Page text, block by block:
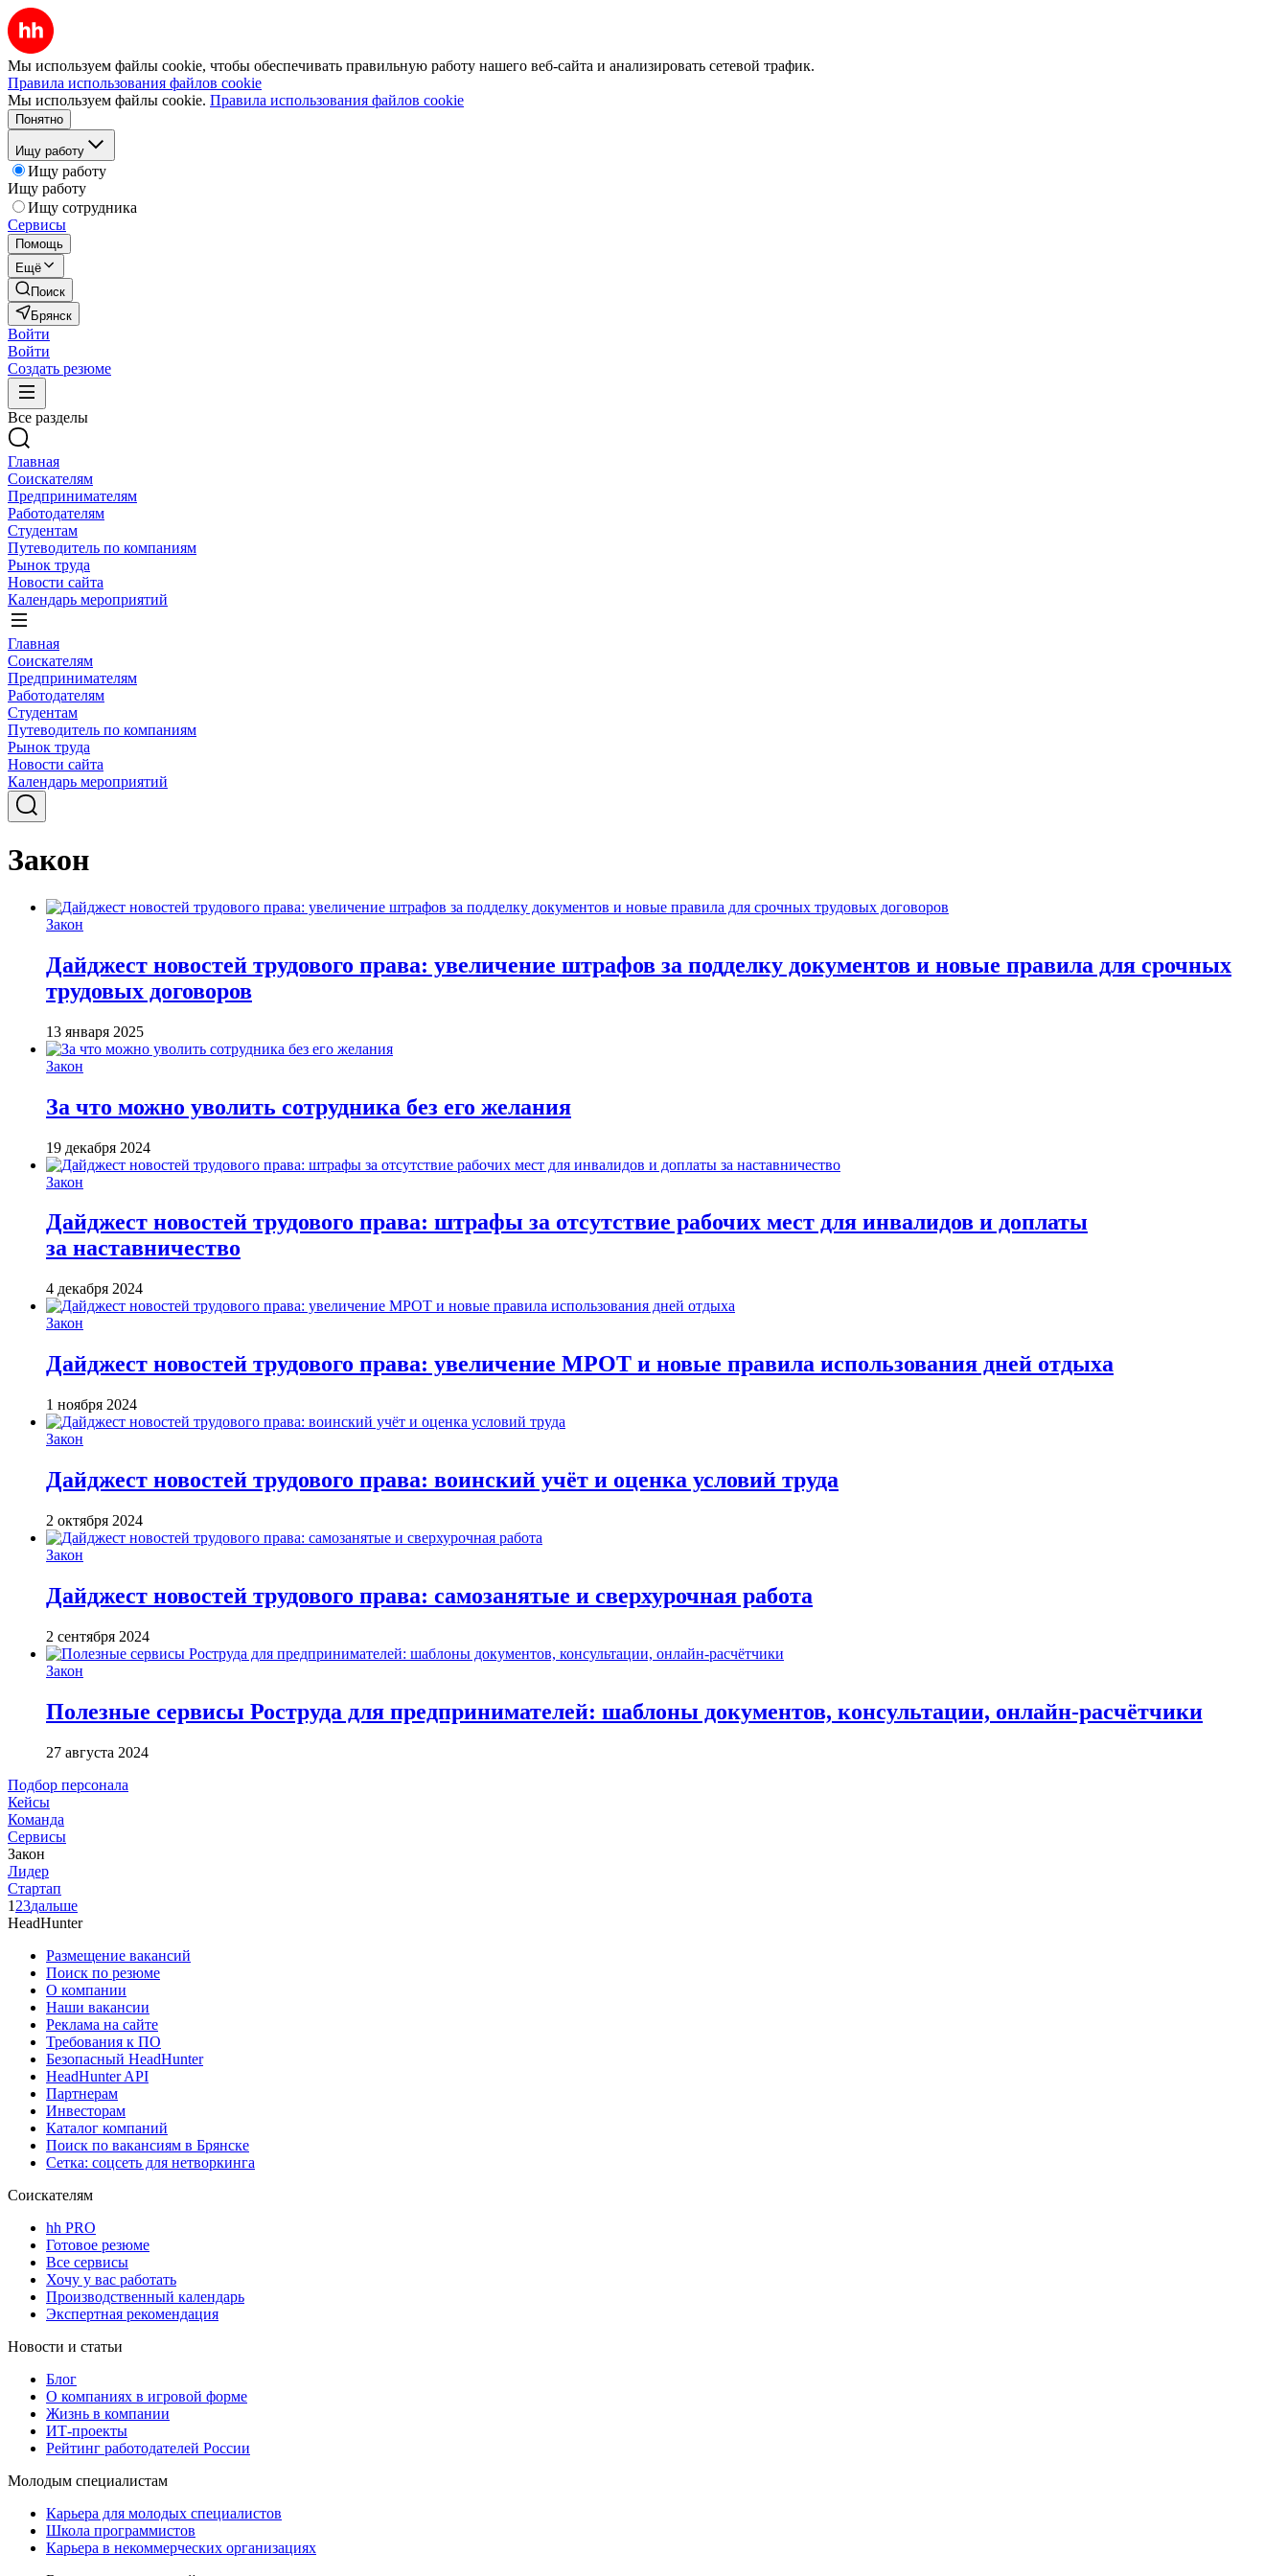
Мы используем файлы cookie, чтобы обеспечивать правильную работу нашего веб-сайта и анализировать сетевой трафик.
Правила использования файлов cookie
Мы используем файлы cookie. Правила использования файлов cookie
Понятно
Ищу работу
Ищу работу
Ищу работу
Ищу сотрудника
Сервисы
Помощь
Ещё
Поиск
Брянск
Войти
Войти
Создать резюме
Все разделы
Главная
Соискателям
Предпринимателям
Работодателям
Студентам
Путеводитель по компаниям
Рынок труда
Новости сайта
Календарь мероприятий
Главная
Соискателям
Предпринимателям
Работодателям
Студентам
Путеводитель по компаниям
Рынок труда
Новости сайта
Календарь мероприятий
Закон
Закон
Дайджест новостей трудового права: увеличение штрафов за подделку документов и новые правила для срочных
трудовых договоров
13 января 2025
Закон
За что можно уволить сотрудника без его желания
19 декабря 2024
Закон
Дайджест новостей трудового права: штрафы за отсутствие рабочих мест для инвалидов и доплаты
за наставничество
4 декабря 2024
Закон
Дайджест новостей трудового права: увеличение МРОТ и новые правила использования дней отдыха
1 ноября 2024
Закон
Дайджест новостей трудового права: воинский учёт и оценка условий труда
2 октября 2024
Закон
Дайджест новостей трудового права: самозанятые и сверхурочная работа
2 сентября 2024
Закон
Полезные сервисы Роструда для предпринимателей: шаблоны документов, консультации, онлайн-расчётчики
27 августа 2024
Подбор персонала
Кейсы
Команда
Сервисы
Закон
Лидер
Стартап
1 23дальше
HeadHunter
Размещение вакансий
Поиск по резюме
О компании
Наши вакансии
Реклама на сайте
Требования к ПО
Безопасный HeadHunter
HeadHunter API
Партнерам
Инвесторам
Каталог компаний
Поиск по вакансиям в Брянске
Сетка: соцсеть для нетворкинга
Соискателям
hh PRO
Готовое резюме
Все сервисы
Хочу у вас работать
Производственный календарь
Экспертная рекомендация
Новости и статьи
Блог
О компаниях в игровой форме
Жизнь в компании
ИТ-проекты
Рейтинг работодателей России
Молодым специалистам
Карьера для молодых специалистов
Школа программистов
Карьера в некоммерческих организациях